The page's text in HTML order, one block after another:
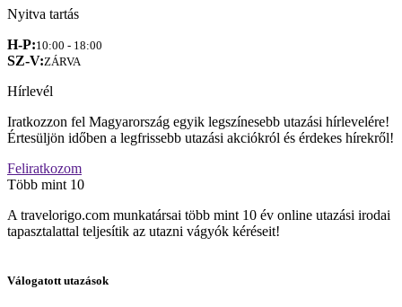
Nyitva tartás
H-P:10:00 - 18:00
SZ-V:ZÁRVA
Hírlevél
Iratkozzon fel Magyarország egyik legszínesebb utazási hírlevelére!
Értesüljön időben a legfrissebb utazási akciókról és érdekes hírekről!
Feliratkozom
Több mint 10
A travelorigo.com munkatársai több mint 10 év online utazási irodai
tapasztalattal teljesítik az utazni vágyók kéréseit!
Válogatott utazások